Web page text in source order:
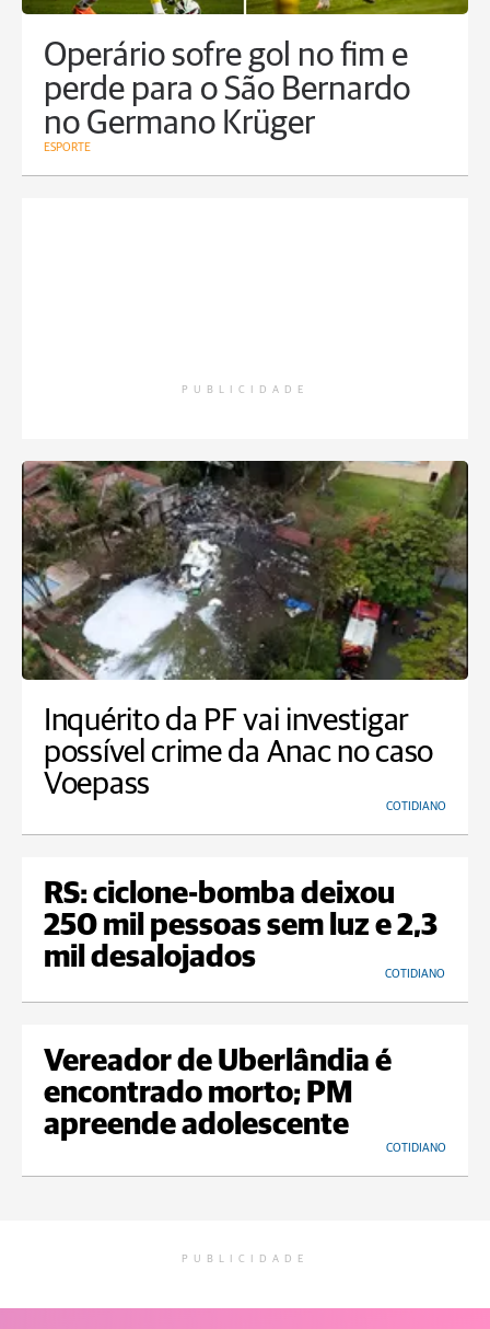
Operário sofre gol no fim e
perde para o São Bernardo
no Germano Krüger
ESPORTE
PUBLICIDADE
Inquérito da PF vai investigar
possível crime da Anac no caso
Voepass
COTIDIANO
RS: ciclone-bomba deixou
250 mil pessoas sem luz e 2,3
mil desalojados
COTIDIANO
Vereador de Uberlândia é
encontrado morto; PM
apreende adolescente
COTIDIANO
PUBLICIDADE